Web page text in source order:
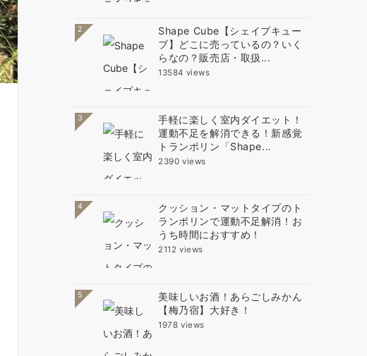
2
Shape Cube【シェイプキュー
ブ】どこに売っているの？いく
らなの？販売店・取扱...
13584 views
3
手軽に楽しく室内ダイエット！
運動不足を解消できる！新感覚
トランポリン「Shape...
2390 views
4
クッション・マットタイプのト
ランポリンで運動不足解消！お
うち時間におすすめ！
2112 views
5
美味しいお酒！あらごしみかん
【梅乃宿】大好き！
1978 views